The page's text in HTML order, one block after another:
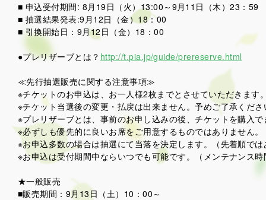
■ 申込受付期間: 8月19日（火）13:00～9月11日（木）23：59
■ 抽選結果発表:9月12日（金）18：00
■ 引換開始日：9月12日（金）18：00
●プレリザーブとは？ http://t.pia.jp/guide/prereserve.html
≪先行抽選販売に関する注意事項≫
※チケットのお申込は、お一人様2枚までとさせていただきます
※チケット当選後の変更・払戻は出来ません。予めご了承くださ
※プレリザーブとは、事前のお申し込みの後、チケットを購入
※必ずしも優先的に良いお席をご用意するものではありません。
※お申込多数の場合は抽選にて当落を決定します。（先着順で
※お申込は受付期間中ならいつでも可能です。（メンテナンス
★一般販売
■販売期間：9月13日（土）10：00～